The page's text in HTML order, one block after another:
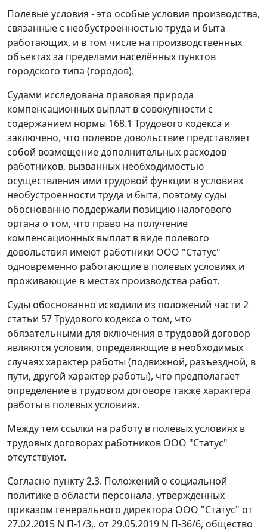
Полевые условия - это особые условия производства,
связанные с необустроенностью труда и быта
работающих, и в том числе на производственных
объектах за пределами населённых пунктов
городского типа (городов).
Судами исследована правовая природа
компенсационных выплат в совокупности с
содержанием нормы 168.1 Трудового кодекса и
заключено, что полевое довольствие представляет
собой возмещение дополнительных расходов
работников, вызванных необходимостью
осуществления ими трудовой функции в условиях
необустроенности труда и быта, поэтому суды
обоснованно поддержали позицию налогового
органа о том, что право на получение
компенсационных выплат в виде полевого
довольствия имеют работники ООО "Статус"
одновременно работающие в полевых условиях и
проживающие в местах производства работ.
Суды обоснованно исходили из положений части 2
статьи 57 Трудового кодекса о том, что
обязательными для включения в трудовой договор
являются условия, определяющие в необходимых
случаях характер работы (подвижной, разъездной, в
пути, другой характер работы), что предполагает
определение в трудовом договоре также характера
работы в полевых условиях.
Между тем ссылки на работу в полевых условиях в
трудовых договорах работников ООО "Статус"
отсутствуют.
Согласно пункту 2.3. Положений о социальной
политике в области персонала, утверждённых
приказом генерального директора ООО "Статус" от
27.02.2015 N П-1/3,. от 29.05.2019 N П-36/6, общество